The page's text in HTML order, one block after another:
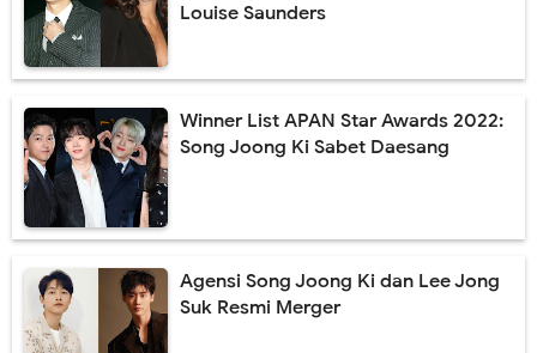
Louise Saunders
Winner List APAN Star Awards 2022:
Song Joong Ki Sabet Daesang
Agensi Song Joong Ki dan Lee Jong
Suk Resmi Merger